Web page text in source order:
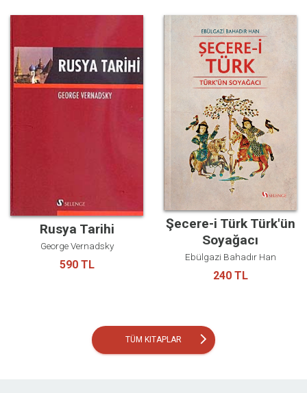
Rusya Tarihi
George Vernadsky
590 TL
Şecere-i Türk Türk'ün
Soyağacı
Ebülgazi Bahadır Han
240 TL
TÜM KITAPLAR arrow_forward_ios